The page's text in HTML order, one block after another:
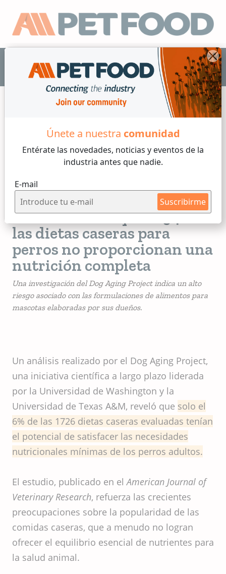
Únete a nuestra comunidad
Entérate las novedades, noticias y eventos de la
industria antes que nadie.
E-mail
Suscribirme
ES
Perros
Viernes, 09 de Enero, 2026
Estudio revela que el 94% de
las dietas caseras para
perros no proporcionan una
nutrición completa
Una investigación del Dog Aging Project indica un alto
riesgo asociado con las formulaciones de alimentos para
mascotas elaboradas por sus dueños.
Un análisis realizado por el Dog Aging Project,
una iniciativa científica a largo plazo liderada
por la Universidad de Washington y la
Universidad de Texas A&M, reveló que solo el
6% de las 1726 dietas caseras evaluadas tenían
el potencial de satisfacer las necesidades
nutricionales mínimas de los perros adultos.
El estudio, publicado en elAmerican Journal of
Veterinary Research, refuerza las crecientes
preocupaciones sobre la popularidad de las
comidas caseras, que a menudo no logran
ofrecer el equilibrio esencial de nutrientes para
la salud animal.